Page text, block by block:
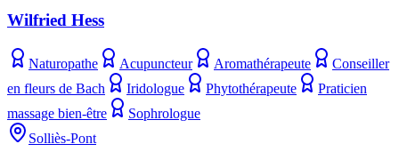
Wilfried Hess
Naturopathe Acupuncteur Aromathérapeute
Conseiller
en fleurs de Bach
Iridologue Phytothérapeute
Praticien
massage bien-être
Sophrologue
Solliès-Pont